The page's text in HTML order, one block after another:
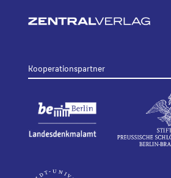
Kooperationspartner